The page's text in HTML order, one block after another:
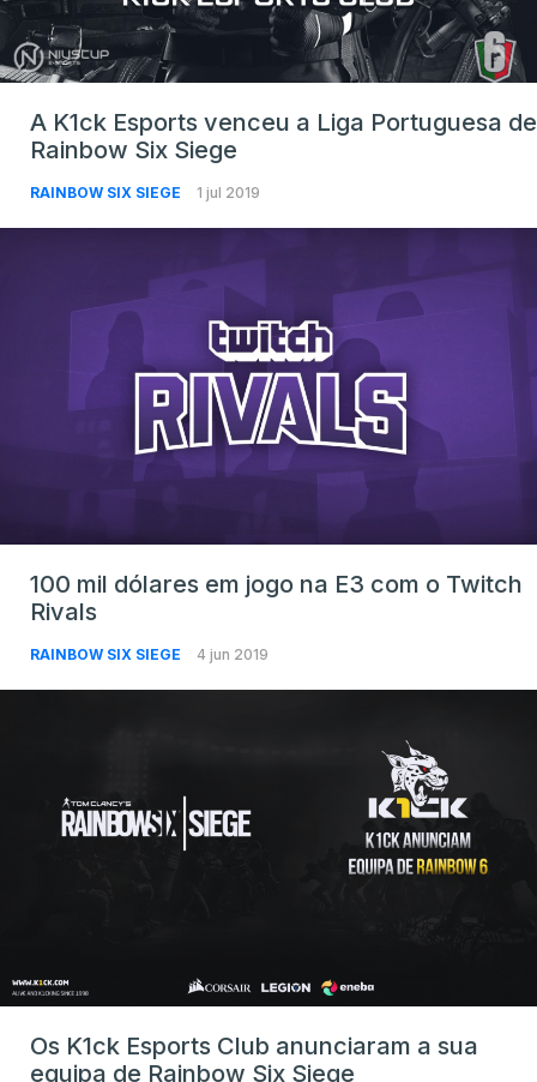
A K1ck Esports venceu a Liga Portuguesa de
Rainbow Six Siege
RAINBOW SIX SIEGE 1 jul 2019
100 mil dólares em jogo na E3 com o Twitch
Rivals
RAINBOW SIX SIEGE 4 jun 2019
Os K1ck Esports Club anunciaram a sua
equipa de Rainbow Six Siege